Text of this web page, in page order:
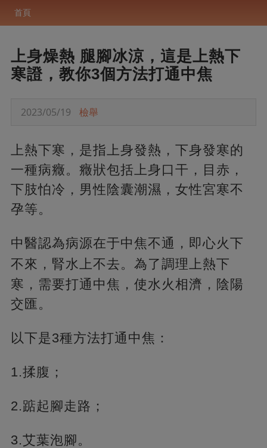
首頁
上身燥熱 腿腳冰涼，這是上熱下
寒證，教你3個方法打通中焦
2023/05/19 檢舉
上熱下寒，是指上身發熱，下身發寒的
一種病癥。癥狀包括上身口干，目赤，
下肢怕冷，男性陰囊潮濕，女性宮寒不
孕等。
中醫認為病源在于中焦不通，即心火下
不來， 腎水上不去。為了調理上熱下
寒，需要打通中焦，使水火相濟，陰陽
交匯。
以下是3種方法打通中焦：
1.揉腹；
2.踮起腳走路；
3.艾葉泡腳。